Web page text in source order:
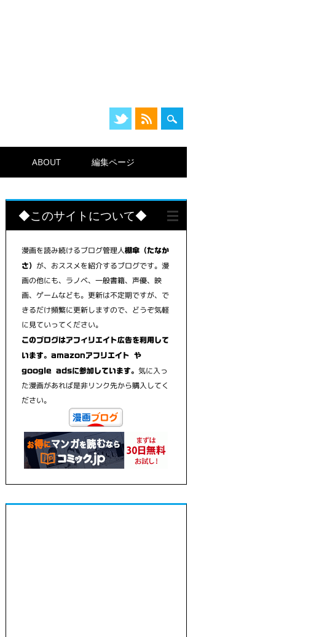
ABOUT 編集ページ
◆このサイトについて◆
漫画を読み続けるブログ管理人棚傘（たなか
さ） が、おススメを紹介するブログです。漫
画の他にも、ラノベ、一般書籍、声優、映
画、ゲームなども。更新は不定期ですが、で
きるだけ頻繁に更新しますので、どうぞ気軽
に見ていってください。
このブログはアフィリエイト広告を利用して
います。amazonアフリエイト や
google adsに参加しています。気に入っ
た漫画があれば是非リンク先から購入してく
ださい。